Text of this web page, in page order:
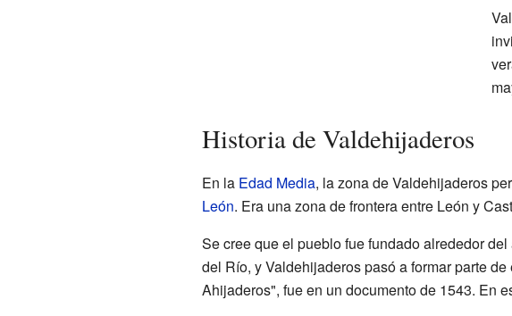
Historia de Valdehijaderos
En la Edad Media, la zona de Valdehijaderos
León. Era una zona de frontera entre León y
Se cree que el pueblo fue fundado alrededor
del Río, y Valdehijaderos pasó a formar parte
Ahijaderos", fue en un documento de 1543. En